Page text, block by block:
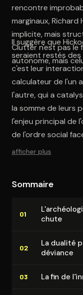
rencontre
marginaux, Richard
implicite, mais
Clutter n'est pas le
autonome, mais
Il suggère que
seraient restés
c'est leur
calculateur de l'un
l'autre, qui a
la somme de leurs
l'enjeu principal de
de l'ordre social
psychologie
toute rationalité
pour saisir la
afficher plus
Sommaire
01
chute
02
La dualité
déviance
03 La fin de